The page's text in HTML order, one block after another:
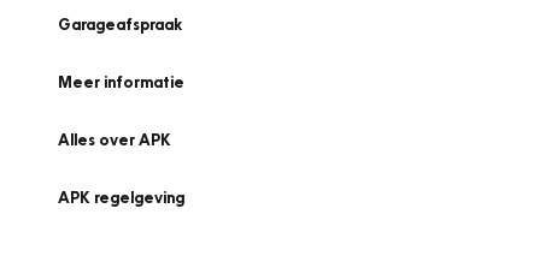
Garageafspraak
Meer informatie
Alles over APK
APK regelgeving